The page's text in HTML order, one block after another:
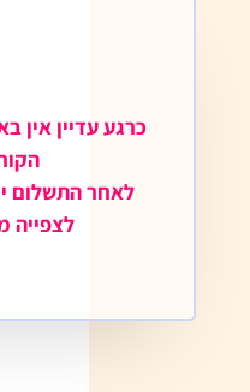
כרגע עדיין אין
לאחר התשלום
לצפייה